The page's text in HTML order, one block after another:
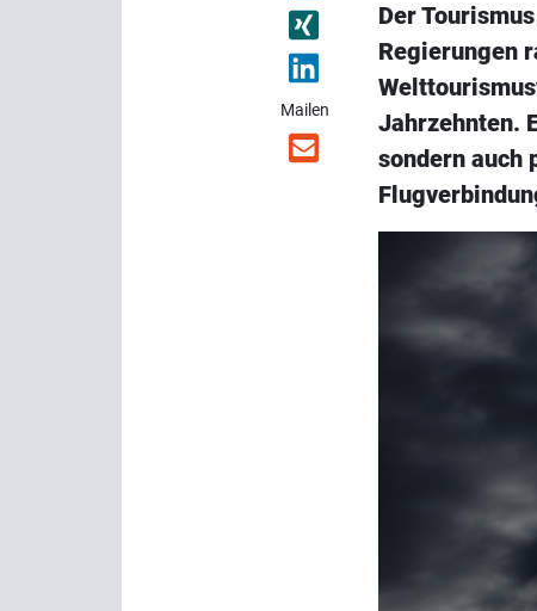
Mailen
Der
Regierungen
Jahrzehnten.
sondern auch